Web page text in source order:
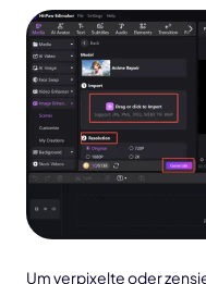
Um verpixelte oder